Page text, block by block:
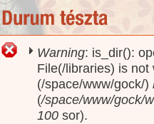
Hibaüzenet
Warning: is_dir():
File(/libraries) is
(/space/www/gock/)
(/space/www/gock/
100 sor).